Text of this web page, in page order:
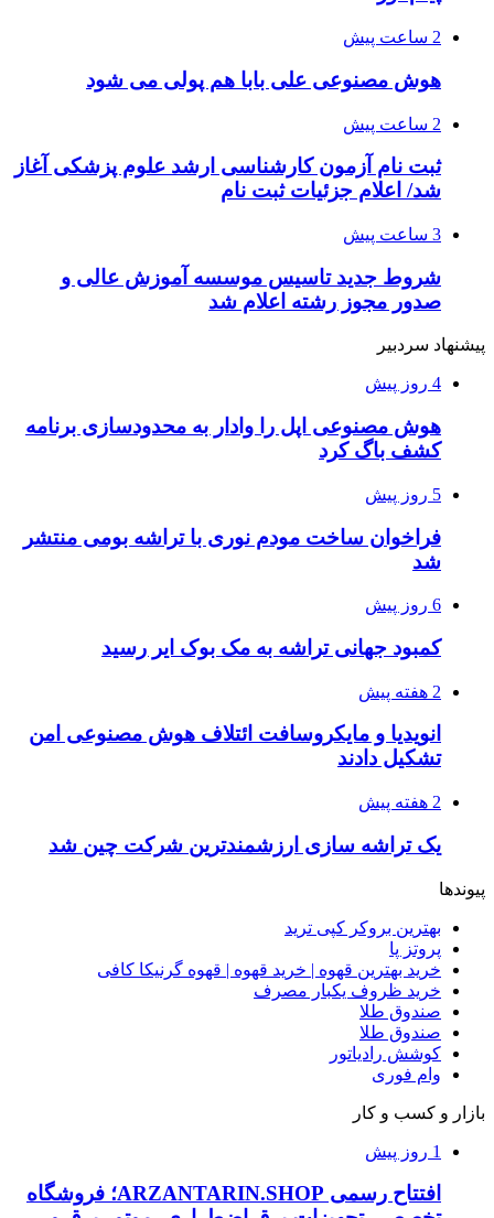
2 ساعت پیش
هوش مصنوعی علی بابا هم پولی می شود
2 ساعت پیش
ثبت نام آزمون کارشناسی ارشد علوم پزشکی آغاز
شد/ اعلام جزئیات ثبت نام
3 ساعت پیش
شروط جدید تاسیس موسسه آموزش عالی و
صدور مجوز رشته اعلام شد
پیشنهاد سردبیر
4 روز پیش
هوش مصنوعی اپل را وادار به محدودسازی برنامه
کشف باگ کرد
5 روز پیش
فراخوان ساخت مودم نوری با تراشه بومی منتشر
شد
6 روز پیش
کمبود جهانی تراشه به مک بوک ایر رسید
2 هفته پیش
انویدیا و مایکروسافت ائتلاف هوش مصنوعی امن
تشکیل دادند
2 هفته پیش
یک تراشه سازی ارزشمندترین شرکت چین شد
پیوندها
بهترین بروکر کپی ترید
پروتز پا
خرید بهترین قهوه | خرید قهوه | قهوه گرنیکا کافی
خرید ظروف یکبار مصرف
صندوق طلا
صندوق طلا
کوشش رادیاتور
وام فوری
بازار و کسب و کار
1 روز پیش
افتتاح رسمی ARZANTARIN.SHOP؛ فروشگاه